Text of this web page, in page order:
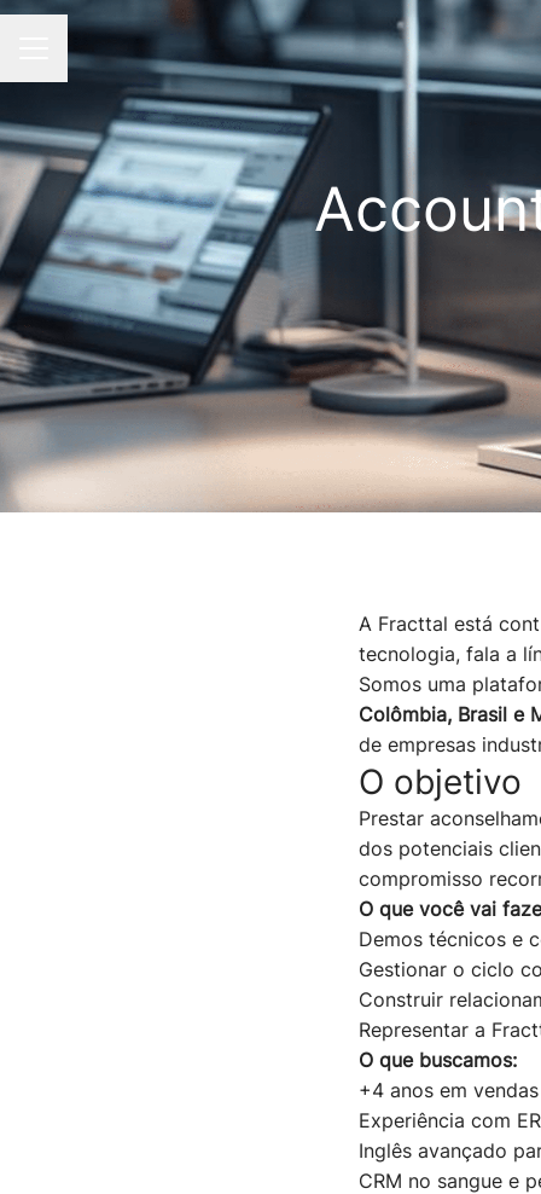
MENÚ DE EMPLEO
A Fracttal está
tecnologia, fala a
Somos uma
Colômbia, Brasil e
de empresas
O objetivo
Prestar
dos potenciais
compromisso
O que você vai
Demos técnicos e
Gestionar o ciclo
Construir
Representar a
O que buscamos:
+4 anos em
Experiência com
Inglês avançado
CRM no sangue e